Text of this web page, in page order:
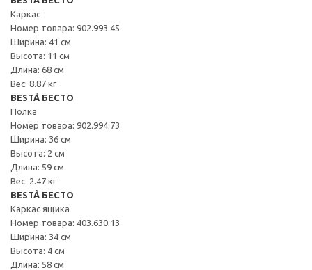
Каркас
Номер товара: 902.993.45
Ширина: 41 см
Высота: 11 см
Длина: 68 см
Вес: 8.87 кг
BESTÅ БЕСТО
Полка
Номер товара: 902.994.73
Ширина: 36 см
Высота: 2 см
Длина: 59 см
Вес: 2.47 кг
BESTÅ БЕСТО
Каркас ящика
Номер товара: 403.630.13
Ширина: 34 см
Высота: 4 см
Длина: 58 см